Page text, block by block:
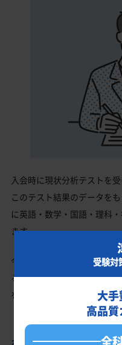
入会時に現状分析テストを受
このテスト結果のデータを
に英語・数学・国語・理科
ます。
今の成績・偏差値から津高
る、余裕を持って合格点を
を明確にします。
受験対
大手
高品
全